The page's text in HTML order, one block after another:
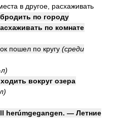
в другое, расхаживать
по городу
по комнате
пошел по кругу (среди
вокруг озера
herúmgegangen. — Летние